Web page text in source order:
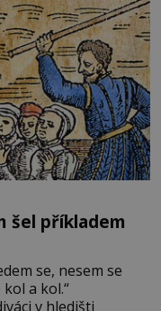
šel příkladem
se, nesem se
a kol.“
v hledišti